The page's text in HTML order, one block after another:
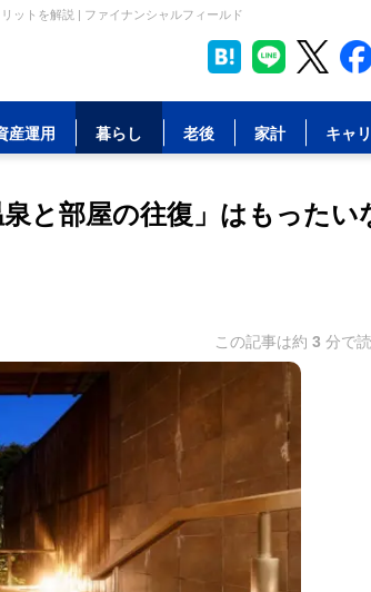
ットを解説 | ファイナンシャルフィールド
産運用 暮らし 老後 家計 キャ
と部屋の往復」はもったい
この記事は約 3 分で